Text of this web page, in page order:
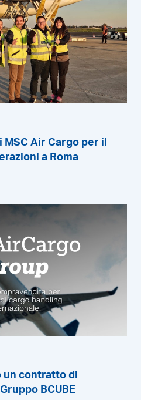
Air Cargo per il
a Roma
un contratto di
BCUBE